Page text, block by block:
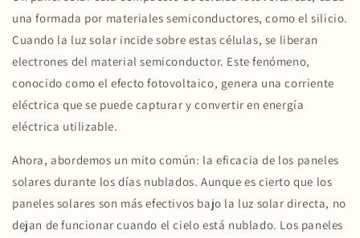
una formada por materiales semiconductores, como el silicio.
Cuando la luz solar incide sobre estas células, se liberan
electrones del material semiconductor. Este fenómeno,
conocido como el efecto fotovoltaico, genera una corriente
eléctrica que se puede capturar y convertir en energía
eléctrica utilizable.
Ahora, abordemos un mito común: la eficacia de los paneles
solares durante los días nublados. Aunque es cierto que los
paneles solares son más efectivos bajo la luz solar directa, no
dejan de funcionar cuando el cielo está nublado. Los paneles